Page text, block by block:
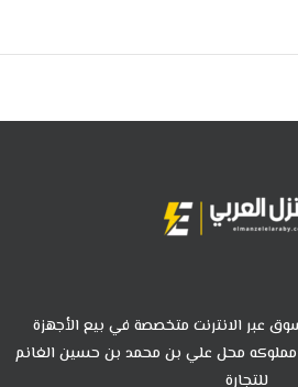
عبر الانترنت متخصصة في بيع الأجهزة
مملوكه محل علي بن محمد بن حسين الغانم
للتجارة